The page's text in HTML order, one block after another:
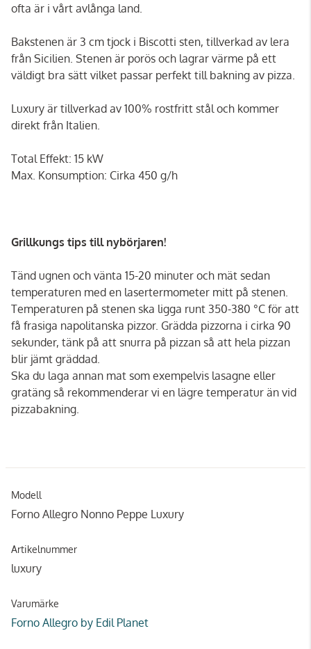
ofta är i vårt avlånga land.
Bakstenen är 3 cm tjock i Biscotti sten, tillverkad av lera
från Sicilien. Stenen är porös och lagrar värme på ett
väldigt bra sätt vilket passar perfekt till bakning av pizza.
Luxury är tillverkad av 100% rostfritt stål och kommer
direkt från Italien.
Total Effekt: 15 kW
Max. Konsumption: Cirka 450 g/h
Grillkungs tips till nybörjaren!
Tänd ugnen och vänta 15-20 minuter och mät sedan
temperaturen med en lasertermometer mitt på stenen.
Temperaturen på stenen ska ligga runt 350-380 °C för att
få frasiga napolitanska pizzor. Grädda pizzorna i cirka 90
sekunder, tänk på att snurra på pizzan så att hela pizzan
blir jämt gräddad.
Ska du laga annan mat som exempelvis lasagne eller
gratäng så rekommenderar vi en lägre temperatur än vid
pizzabakning.
Modell
Forno Allegro Nonno Peppe Luxury
Artikelnummer
luxury
Varumärke
Forno Allegro by Edil Planet